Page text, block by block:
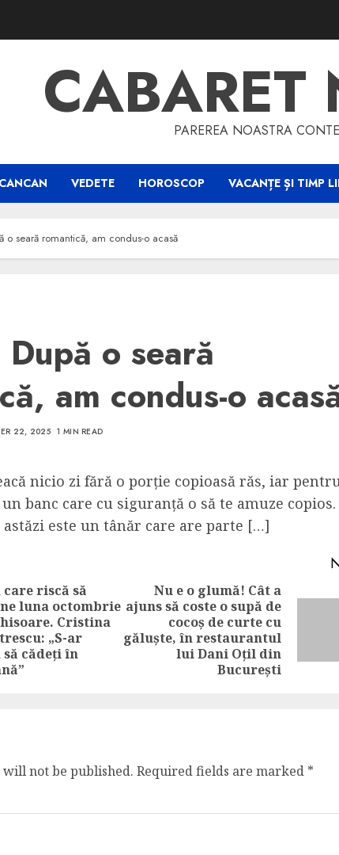
CABARET
PAREREA NOASTRA
CANCAN VEDETE HOROSCOP VACANȚE ȘI TIMP
o seară romantică, am condus-o acasă
o seară
am condus-o
22, 2025 1 MIN READ
nicio zi fără o porție copioasă răs, iar
banc care cu siguranță o să te amuze copios.
este un tânăr care are parte […]
Previous
post:
care riscă să
luna octombrie
Cristina
„S-ar
să cădeți în
post:
Nu e o glumă! Cât a
ajuns să coste o supă de
cocoș de curte cu
găluște, în restaurantul
lui Dani Oțil din
București
not be published. Required fields are marked *